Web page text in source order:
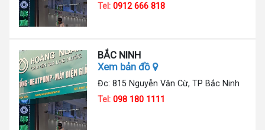
Tel:0912 666 818
BẮC NINH
Xem bản đồ
Đc: 815 Nguyễn Văn Cừ, TP Bắc Ninh
Tel:098 180 1111